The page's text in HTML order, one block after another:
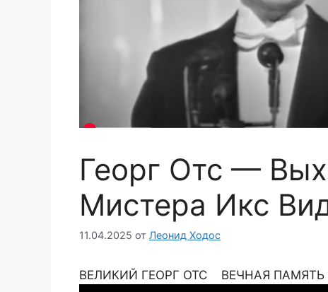
Георг Отс —
Мистера Икс
11.04.2025 от Леонид Ходос
ВЕЛИКИЙ ГЕОРГ ОТС ВЕЧНАЯ ПАМЯТЬ